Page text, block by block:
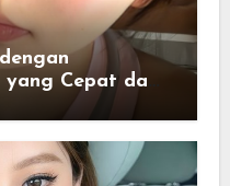
Cepat dan